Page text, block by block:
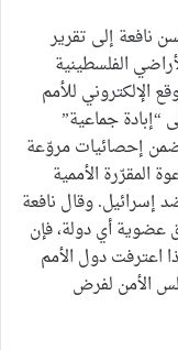
إلى تقرير
الفلسطينية
الإلكتروني للأمم
“إبادة جماعية”
إحصائيات مروّعة
المقرّرة الأممية
إسرائيل. وقال نافعة
عضوية أي دولة، فإن
اعترفت دول الأمم
الأمن لفرض